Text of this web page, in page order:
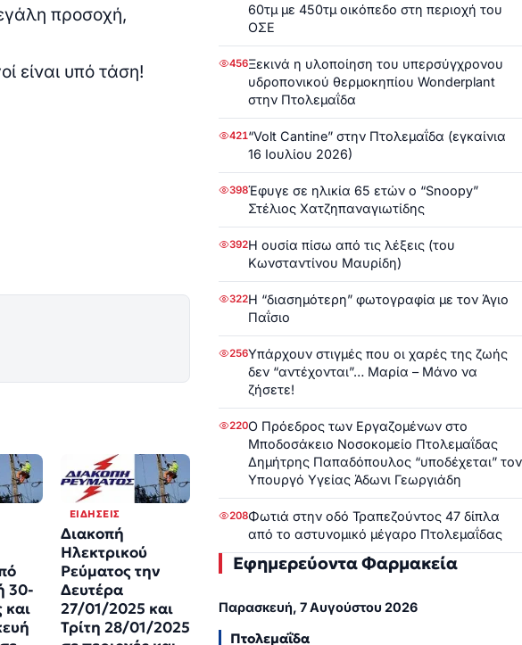
προσοχή,
είναι υπό τάση!
30-
και
ΕΙΔΉΣΕΙΣ
Διακοπή
Ηλεκτρικού
Ρεύματος την
Δευτέρα
27/01/2025 και
Τρίτη 28/01/2025
60τμ με 450τμ οικόπεδο στη περιοχή του
ΟΣΕ
456Ξεκινά η υλοποίηση του υπερσύγχρονου
υδροπονικού θερμοκηπίου Wonderplant
στην Πτολεμαΐδα
421“Volt Cantine” στην Πτολεμαΐδα (εγκαίνια
16 Ιουλίου 2026)
398Έφυγε σε ηλικία 65 ετών ο “Snoopy”
Στέλιος Χατζηπαναγιωτίδης
392Η ουσία πίσω από τις λέξεις (του
Κωνσταντίνου Μαυρίδη)
322Η “διασημότερη” φωτογραφία με τον Άγιο
Παΐσιο
256Υπάρχουν στιγμές που οι χαρές της ζωής
δεν “αντέχονται”… Μαρία – Μάνο να
ζήσετε!
220Ο Πρόεδρος των Εργαζομένων στο
Μποδοσάκειο Νοσοκομείο Πτολεμαΐδας
Δημήτρης Παπαδόπουλος “υποδέχεται” τον
Υπουργό Υγείας Άδωνι Γεωργιάδη
208Φωτιά στην οδό Τραπεζούντος 47 δίπλα
από το αστυνομικό μέγαρο Πτολεμαΐδας
Εφημερεύοντα Φαρμακεία
Παρασκευή, 7 Αυγούστου 2026
Πτολεμαΐδα